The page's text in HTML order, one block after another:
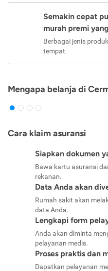
Semakin cepat
murah premi
Berbagai jenis
tempat.
Mengapa belanja di
Cara klaim asuransi
Siapkan dokumen
Bawa kartu asuransi
rekanan.
Data Anda akan
Rumah sakit akan
data Anda.
Lengkapi form
Anda akan diminta
pelayanan medis.
Proses praktis dan
Dapatkan pelayanan